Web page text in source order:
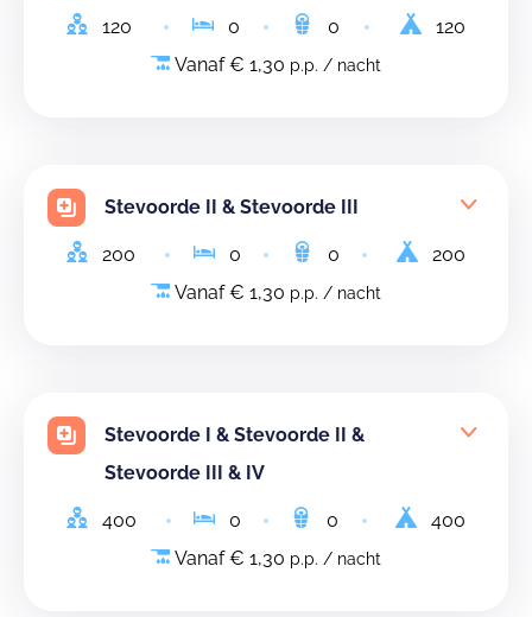
120 0 0
120
Vanaf € 1,30 p.p. / nacht
Stevoorde II & Stevoorde III
200 0 0
200
Vanaf € 1,30 p.p. / nacht
Stevoorde I & Stevoorde II &
Stevoorde III & IV
400 0 0
400
Vanaf € 1,30 p.p. / nacht